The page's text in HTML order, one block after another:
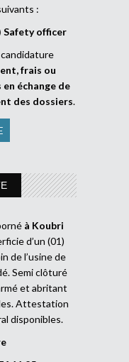
:
Safety officer
frais ou
échange de
des dossiers.
à Koubri
d’un (01)
de l’usine de
Semi clôturé
et abritant
Attestation
disponibles.